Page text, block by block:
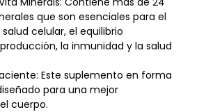
que son esenciales para el
celular, el equilibrio
la inmunidad y la salud
Este suplemento en forma
para una mejor
cuerpo.